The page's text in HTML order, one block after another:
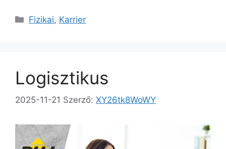
Fizikai, Karrier
Logisztikus
2025-11-21 Szerző: XY26tk8WoWY